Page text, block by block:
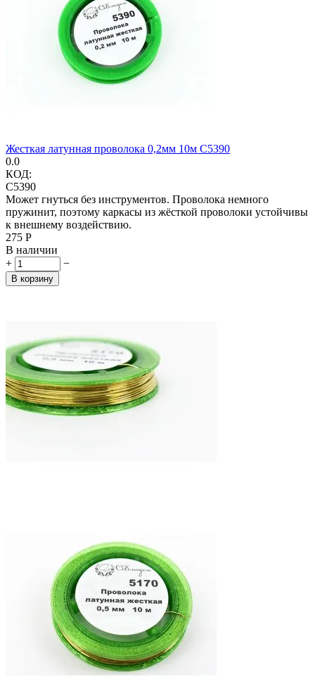
Жесткая латунная проволока 0,2мм 10м C5390
0.0
КОД:
C5390
Может гнуться без инструментов. Проволока немного
пружинит, поэтому каркасы из жёсткой проволоки устойчивы
к внешнему воздействию.
‍275‍ Р
В наличии
+
−
В корзину